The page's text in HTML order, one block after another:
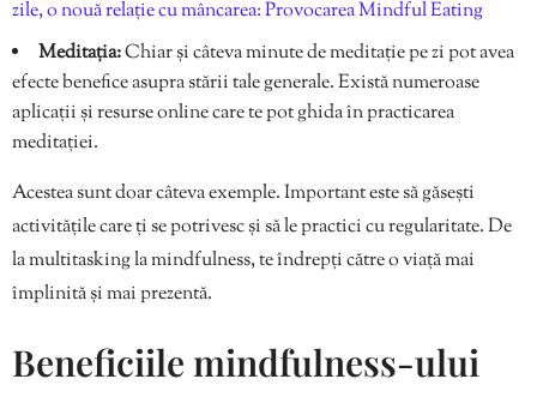
zile, o nouă relație cu mâncarea: Provocarea Mindful Eating
Meditația:Chiar și câteva minute de meditație pe zi pot avea
efecte benefice asupra stării tale generale. Există numeroase
aplicații și resurse online care te pot ghida în practicarea
meditației.
Acestea sunt doar câteva exemple. Important este să găsești
activitățile care ți se potrivesc și să le practici cu regularitate. De
la multitasking la mindfulness, te îndrepți către o viață mai
împlinită și mai prezentă.
Beneficiile mindfulness-ului